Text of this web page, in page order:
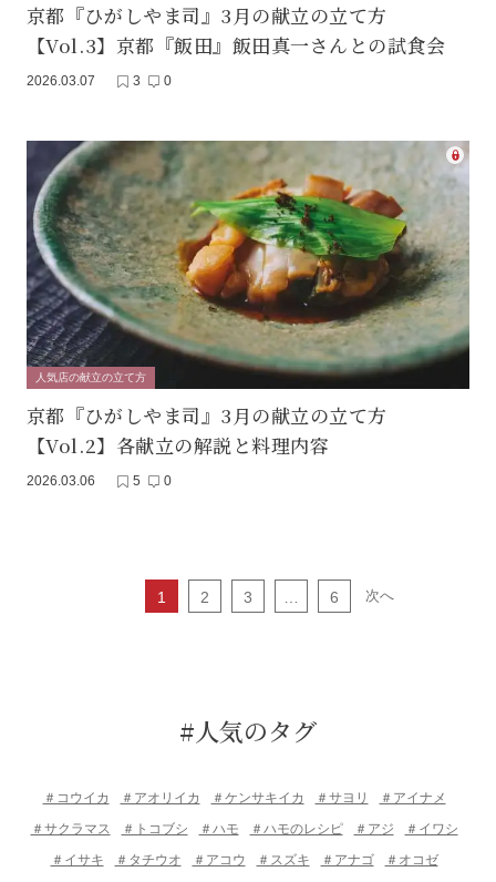
京都『ひがしやま司』3月の献立の立て方
【Vol.3】京都『飯田』飯田真一さんとの試食会
2026.03.07 3 0
人気店の献立の立て方
京都『ひがしやま司』3月の献立の立て方
【Vol.2】各献立の解説と料理内容
2026.03.06 5 0
1 2 3 … 6 次へ
#人気のタグ
＃コウイカ ＃アオリイカ ＃ケンサキイカ ＃サヨリ
＃アイナメ
＃サクラマス
＃トコブシ ＃ハモ ＃ハモのレシピ ＃アジ
＃イワシ
＃イサキ
＃タチウオ ＃アコウ ＃スズキ ＃アナゴ
＃オコゼ